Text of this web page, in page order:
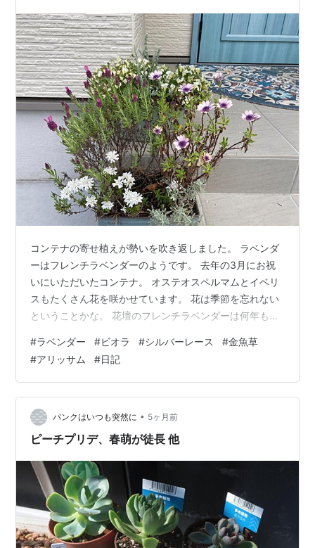
コンテナの寄せ植えが勢いを吹き返しました。 ラベンダ
ーはフレンチラベンダーのようです。 去年の3月にお祝
いにいただいたコンテナ。 オステオスペルマムとイベリ
スもたくさん花を咲かせています。 花は季節を忘れない
ということかな。 花壇のフレンチラベンダーは何年も前
りました。 12月に植えたローゼンセマム、ビオラです。
特にビオラが花壇からはみ出しそうなほど、咲き誇って
います。 同じく12月に植えたシルバーレースは背丈が伸
びてちょっと可愛げがなくなりました😆 少し剪定しよう
かな。 アリッサムとプリムラマラコイデスもよく育って
います。 1月に植えた金…
#ラベンダー #ビオラ #シルバーレース #金魚草
#アリッサム #日記
パンクはいつも突然に • 5ヶ月前
ピーチプリデ、春萌が徒長 他